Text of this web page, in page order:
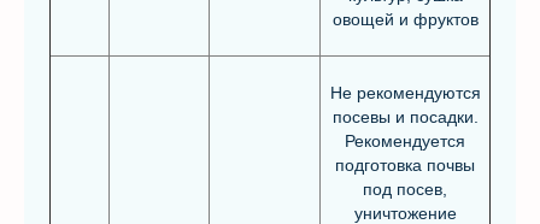
овощей и фруктов
Не рекомендуются
посевы и посадки.
Рекомендуется
подготовка почвы
под посев,
уничтожение